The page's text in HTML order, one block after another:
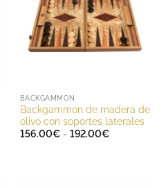
BACKGAMMON
Backgammon de madera de
olivo con soportes laterales
156.00€ - 192.00€Rango